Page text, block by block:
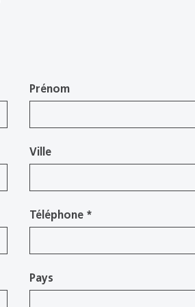
Prénom
Ville
Téléphone *
Pays